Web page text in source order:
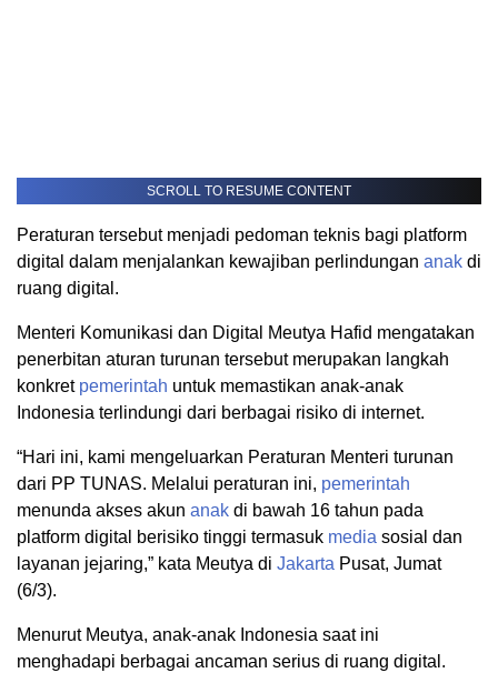
SCROLL TO RESUME CONTENT
Peraturan tersebut menjadi pedoman teknis bagi platform
digital dalam menjalankan kewajiban perlindungan anak di
ruang digital.
Menteri Komunikasi dan Digital Meutya Hafid mengatakan
penerbitan aturan turunan tersebut merupakan langkah
konkret pemerintah untuk memastikan anak-anak
Indonesia terlindungi dari berbagai risiko di internet.
“Hari ini, kami mengeluarkan Peraturan Menteri turunan
dari PP TUNAS. Melalui peraturan ini, pemerintah
menunda akses akun anak di bawah 16 tahun pada
platform digital berisiko tinggi termasuk media sosial dan
layanan jejaring,” kata Meutya di Jakarta Pusat, Jumat
(6/3).
Menurut Meutya, anak-anak Indonesia saat ini
menghadapi berbagai ancaman serius di ruang digital.